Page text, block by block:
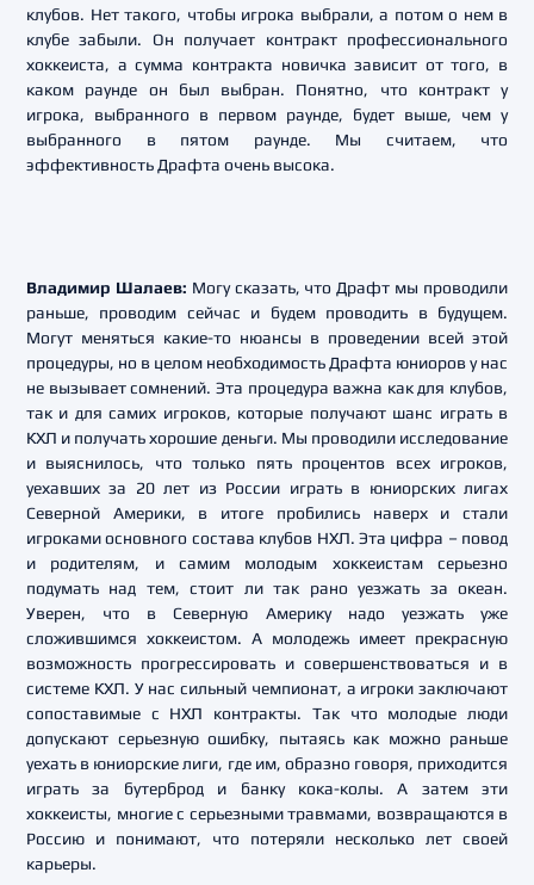
клубов. Нет такого, чтобы игрока выбрали, а потом о нем в
клубе забыли. Он получает контракт профессионального
хоккеиста, а сумма контракта новичка зависит от того, в
каком раунде он был выбран. Понятно, что контракт у
игрока, выбранного в первом раунде, будет выше, чем у
выбранного в пятом раунде. Мы считаем, что
эффективность Драфта очень высока.
Владимир Шалаев: Могу сказать, что Драфт мы проводили
раньше, проводим сейчас и будем проводить в будущем.
Могут меняться какие-то нюансы в проведении всей этой
процедуры, но в целом необходимость Драфта юниоров у нас
не вызывает сомнений. Эта процедура важна как для клубов,
так и для самих игроков, которые получают шанс играть в
КХЛ и получать хорошие деньги. Мы проводили исследование
и выяснилось, что только пять процентов всех игроков,
уехавших за 20 лет из России играть в юниорских лигах
Северной Америки, в итоге пробились наверх и стали
игроками основного состава клубов НХЛ. Эта цифра – повод
и родителям, и самим молодым хоккеистам серьезно
подумать над тем, стоит ли так рано уезжать за океан.
Уверен, что в Северную Америку надо уезжать уже
сложившимся хоккеистом. А молодежь имеет прекрасную
возможность прогрессировать и совершенствоваться и в
системе КХЛ. У нас сильный чемпионат, а игроки заключают
сопоставимые с НХЛ контракты. Так что молодые люди
допускают серьезную ошибку, пытаясь как можно раньше
уехать в юниорские лиги, где им, образно говоря, приходится
играть за бутерброд и банку кока-колы. А затем эти
хоккеисты, многие с серьезными травмами, возвращаются в
Россию и понимают, что потеряли несколько лет своей
карьеры.